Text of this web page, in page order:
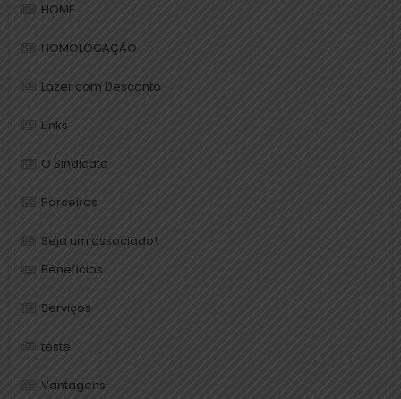
HOME
HOMOLOGAÇÃO
Lazer com Desconto
Links
O Sindicato
Parceiros
Seja um associado!
Benefícios
Serviços
teste
Vantagens